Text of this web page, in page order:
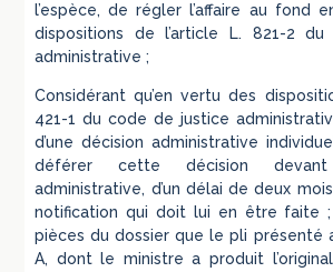
l’espèce, de régler l’affaire au fond
dispositions de l’article L. 821-2
administrative ;
Considérant qu’en vertu des
421-1 du code de justice
d’une décision administrative
déférer cette décision
administrative, d’un délai de deux
notification qui doit lui en être faite ;
pièces du dossier que le pli présenté
A, dont le ministre a produit